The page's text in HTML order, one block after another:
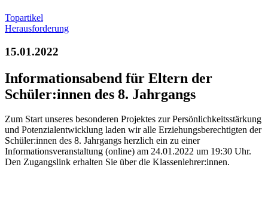
Topartikel
Herausforderung
15.01.2022
Informationsabend für Eltern der
Schüler:innen des 8. Jahrgangs
Zum Start unseres besonderen Projektes zur Persönlichkeitsstärkung
und Potenzialentwicklung laden wir alle Erziehungsberechtigten der
Schüler:innen des 8. Jahrgangs herzlich ein zu einer
Informationsveranstaltung (online) am 24.01.2022 um 19:30 Uhr.
Den Zugangslink erhalten Sie über die Klassenlehrer:innen.